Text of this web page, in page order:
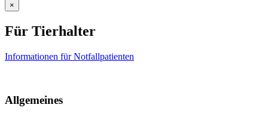
×
Für Tierhalter
Informationen für Notfallpatienten
Allgemeines